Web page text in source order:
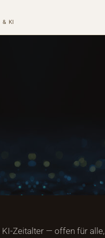
& KI
KI-Zeitalter — offen für alle,